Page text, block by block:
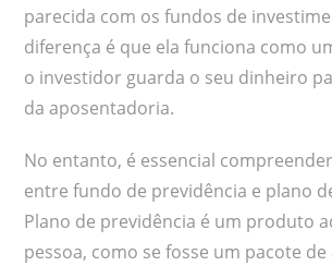
parecida com os fundos de
diferença é que ela funciona como
o investidor guarda o seu dinheiro
da aposentadoria.
No entanto, é essencial
entre fundo de previdência e plano
Plano de previdência é um produto
pessoa, como se fosse um pacote